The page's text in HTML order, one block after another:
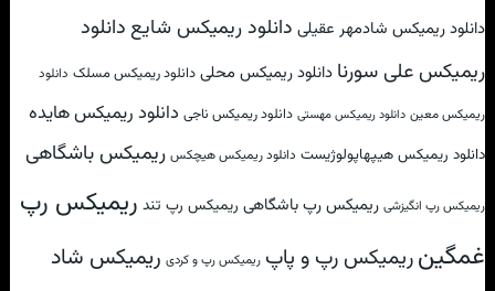
دانلود ریمیکس شادمهر عقیلی دانلود ریمیکس شایع دانلود
ریمیکس علی سورنا دانلود ریمیکس محلی دانلود ریمیکس مسلک دانلود
ریمیکس معین دانلود ریمیکس مهستی دانلود ریمیکس ناجی دانلود ریمیکس هایده
دانلود ریمیکس هیپهاپولوژیست دانلود ریمیکس هیچکس ریمیکس باشگاهی
ریمیکس رپ انگیزشی ریمیکس رپ باشگاهی ریمیکس رپ تند ریمیکس رپ
غمگینریمیکس رپ و پاپ ریمیکس رپ و کردی ریمیکس شاد